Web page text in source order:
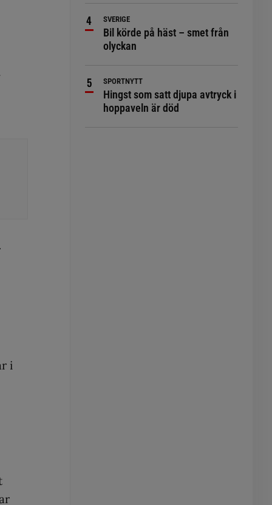
i
SVERIGE
Bil körde på häst – smet från
olyckan
SPORTNYTT
Hingst som satt djupa avtryck i
hoppaveln är död